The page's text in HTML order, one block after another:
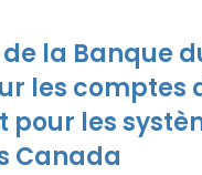
la Banque
les comptes
pour les
Canada